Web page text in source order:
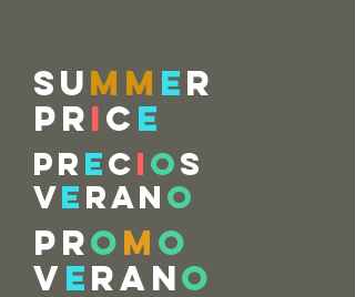
SUMM ER
PRIC E
PRECIOS
VERANO
PROM O
VERANO